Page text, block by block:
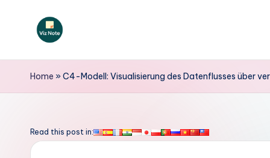
V
iz
o
Home »C4-Modell: Visualisierung des Datenflusses über
Read this post in: